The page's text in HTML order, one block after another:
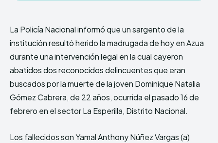
Facebook X
Facebook X
La Policía Nacional informó que un sargento de la
institución resultó herido la madrugada de hoy en Azua
durante una intervención legal en la cual cayeron
abatidos dos reconocidos delincuentes que eran
buscados por la muerte de la joven Dominique Natalia
Gómez Cabrera, de 22 años, ocurrida el pasado 16 de
febrero en el sector La Esperilla, Distrito Nacional.
Los fallecidos son Yamal Anthony Núñez Vargas (a)